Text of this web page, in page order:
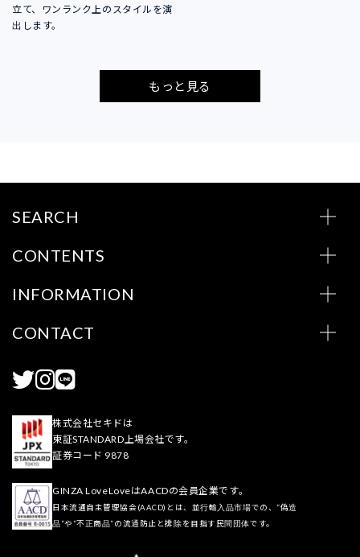
立て、ワンランク上のスタイルを演
出します。
もっと見る
SEARCH
CONTENTS
INFORMATION
CONTACT
株式会社セキドは
東証STANDARD上場会社です。
証券コード 9878
GINZA LoveLoveはAACDの会員企業です。
日本流通自主管理協会(AACD)とは、並行輸入品市場での、“偽造
品”や“不正商品”の流通防止と排除を目指す民間団体です。